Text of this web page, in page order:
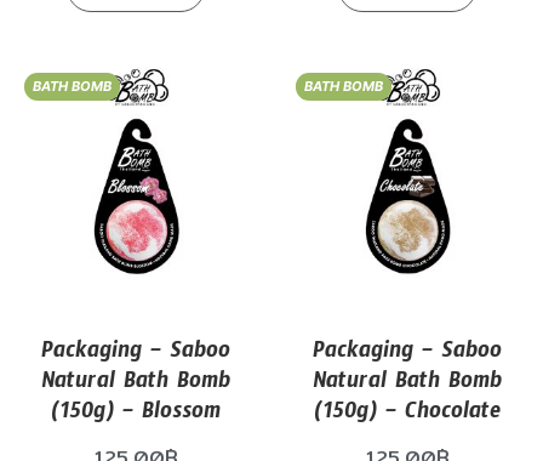
BATH BOMB
Packaging – Saboo
Natural Bath Bomb
(150g) – Blossom
BATH BOMB
Packaging – Saboo
Natural Bath Bomb
(150g) – Chocolate